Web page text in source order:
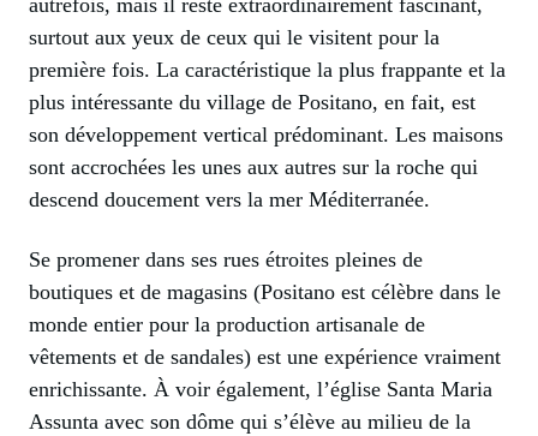
autrefois, mais il reste extraordinairement fascinant,
surtout aux yeux de ceux qui le visitent pour la
première fois. La caractéristique la plus frappante et la
plus intéressante du village de Positano, en fait, est
son développement vertical prédominant. Les maisons
sont accrochées les unes aux autres sur la roche qui
descend doucement vers la mer Méditerranée.
Se promener dans ses rues étroites pleines de
boutiques et de magasins (Positano est célèbre dans le
monde entier pour la production artisanale de
vêtements et de sandales) est une expérience vraiment
enrichissante. À voir également, l’église Santa Maria
Assunta avec son dôme qui s’élève au milieu de la